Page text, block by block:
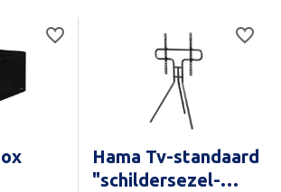
Hama Tv-standaard
"schildersezel-